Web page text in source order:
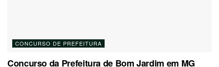
CONCURSO DE PREFEITURA
Concurso da Prefeitura de Bom Jardim em MG